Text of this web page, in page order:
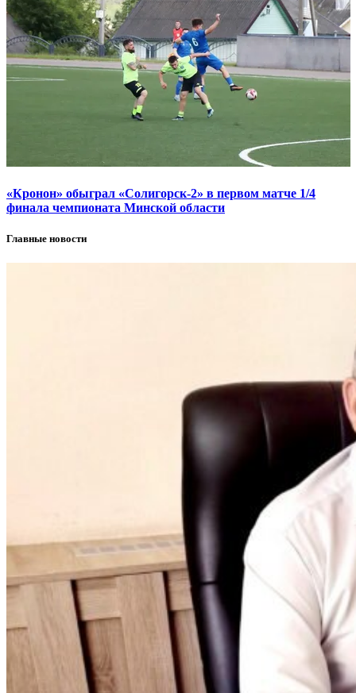
«Кронон» обыграл «Солигорск-2» в первом матче 1/4
финала чемпионата Минской области
Главные новости